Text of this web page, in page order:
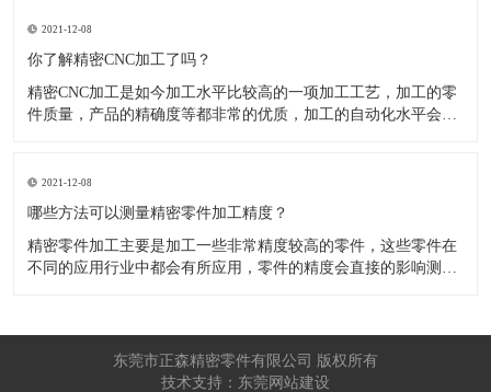
2021-12-08
​你了解精密CNC加工了吗？
精密CNC加工是如今加工水平比较高的一项加工工艺，加工的零
件质量，产品的精确度等都非常的优质，加工的自动化水平会比
自动化技术水平高，非常适合加工轮廊样子繁杂的曲线图，斜面
零
2021-12-08
​哪些方法可以测量精密零件加工精度？
精密零件加工主要是加工一些非常精度较高的零件，这些零件在
不同的应用行业中都会有所应用，零件的精度会直接的影响测量
工按量具量仪的读数值是否直接表示被测尺寸的数值，可分为测
东莞市正森精密零件有限公司 版权所有
技术支持：东莞网站建设